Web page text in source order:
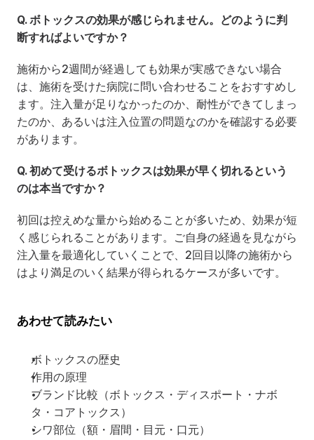
Q. ボトックスの効果が感じられません。どのように判
断すればよいですか？
施術から2週間が経過しても効果が実感できない場合
は、施術を受けた病院に問い合わせることをおすすめし
ます。注入量が足りなかったのか、耐性ができてしまっ
たのか、あるいは注入位置の問題なのかを確認する必要
があります。
Q. 初めて受けるボトックスは効果が早く切れるという
のは本当ですか？
初回は控えめな量から始めることが多いため、効果が短
く感じられることがあります。ご自身の経過を見ながら
注入量を最適化していくことで、2回目以降の施術から
はより満足のいく結果が得られるケースが多いです。
あわせて読みたい
ボトックスの歴史
作用の原理
ブランド比較（ボトックス・ディスポート・ナボ
タ・コアトックス）
シワ部位（額・眉間・目元・口元）